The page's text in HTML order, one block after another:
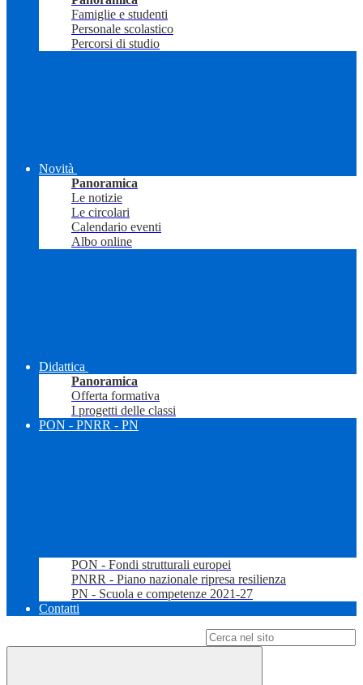
Famiglie e studenti
Personale scolastico
Percorsi di studio
Novità
Panoramica
Le notizie
Le circolari
Calendario eventi
Albo online
Didattica
Panoramica
Offerta formativa
I progetti delle classi
PON - PNRR - PN
PON - Fondi strutturali europei
PNRR - Piano nazionale ripresa resilienza
PN - Scuola e competenze 2021-27
Contatti